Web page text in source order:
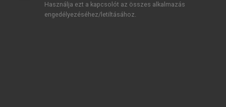
Használja ezt a kapcsolót az összes alkalmazás
engedélyezéséhez/letiltásához.